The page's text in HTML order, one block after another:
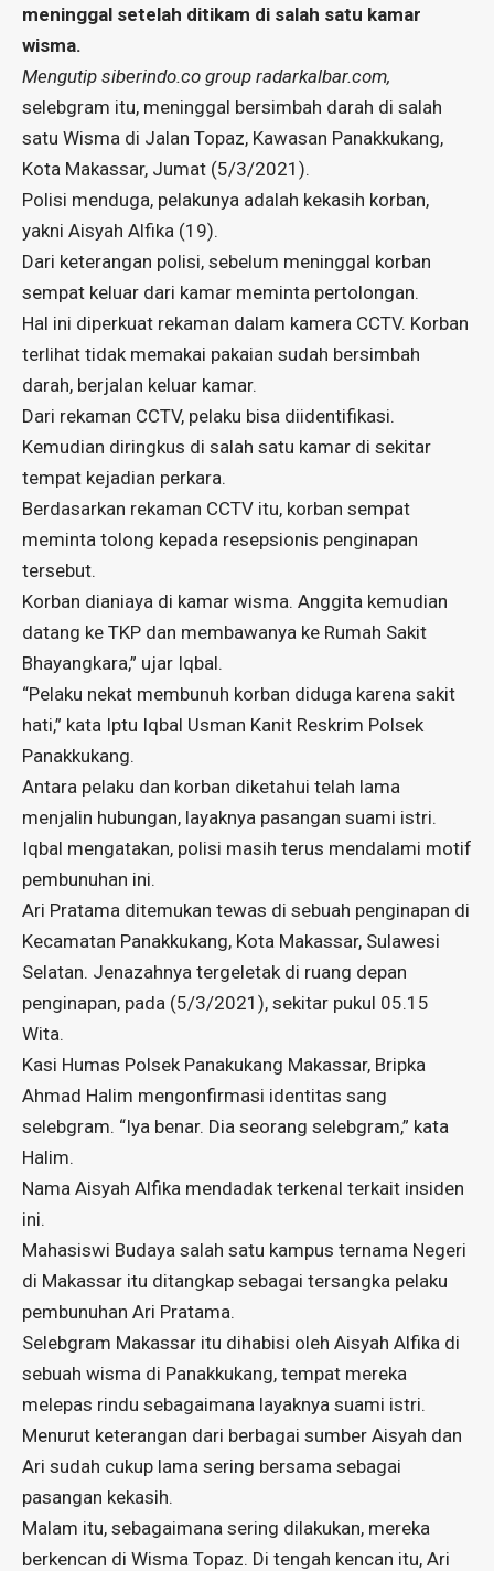
meninggal setelah ditikam di salah satu kamar
wisma.
Mengutip siberindo.co group radarkalbar.com,
selebgram itu, meninggal bersimbah darah di salah
satu Wisma di Jalan Topaz, Kawasan Panakkukang,
Kota Makassar, Jumat (5/3/2021).
Polisi menduga, pelakunya adalah kekasih korban,
yakni Aisyah Alfika (19).
Dari keterangan polisi, sebelum meninggal korban
sempat keluar dari kamar meminta pertolongan.
Hal ini diperkuat rekaman dalam kamera CCTV. Korban
terlihat tidak memakai pakaian sudah bersimbah
darah, berjalan keluar kamar.
Dari rekaman CCTV, pelaku bisa diidentifikasi.
Kemudian diringkus di salah satu kamar di sekitar
tempat kejadian perkara.
Berdasarkan rekaman CCTV itu, korban sempat
meminta tolong kepada resepsionis penginapan
tersebut.
Korban dianiaya di kamar wisma. Anggita kemudian
datang ke TKP dan membawanya ke Rumah Sakit
Bhayangkara,” ujar Iqbal.
“Pelaku nekat membunuh korban diduga karena sakit
hati,” kata Iptu Iqbal Usman Kanit Reskrim Polsek
Panakkukang.
Antara pelaku dan korban diketahui telah lama
menjalin hubungan, layaknya pasangan suami istri.
Iqbal mengatakan, polisi masih terus mendalami motif
pembunuhan ini.
Ari Pratama ditemukan tewas di sebuah penginapan di
Kecamatan Panakkukang, Kota Makassar, Sulawesi
Selatan. Jenazahnya tergeletak di ruang depan
penginapan, pada (5/3/2021), sekitar pukul 05.15
Wita.
Kasi Humas Polsek Panakukang Makassar, Bripka
Ahmad Halim mengonfirmasi identitas sang
selebgram. “Iya benar. Dia seorang selebgram,” kata
Halim.
Nama Aisyah Alfika mendadak terkenal terkait insiden
ini.
Mahasiswi Budaya salah satu kampus ternama Negeri
di Makassar itu ditangkap sebagai tersangka pelaku
pembunuhan Ari Pratama.
Selebgram Makassar itu dihabisi oleh Aisyah Alfika di
sebuah wisma di Panakkukang, tempat mereka
melepas rindu sebagaimana layaknya suami istri.
Menurut keterangan dari berbagai sumber Aisyah dan
Ari sudah cukup lama sering bersama sebagai
pasangan kekasih.
Malam itu, sebagaimana sering dilakukan, mereka
berkencan di Wisma Topaz. Di tengah kencan itu, Ari